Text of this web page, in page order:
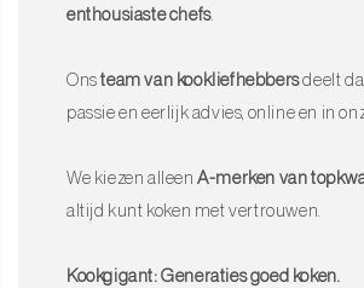
enthousiaste chefs.
Onsteam van kookliefhebbersdeelt
passie en eerlijk advies, online en in
We kiezen alleenA-merken van
altijd kunt koken met vertrouwen.
Kookgigant: Generaties goed koken.